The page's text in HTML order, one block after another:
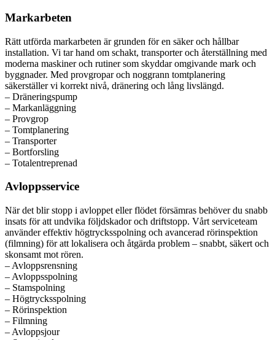
Markarbeten
Rätt utförda markarbeten är grunden för en säker och hållbar
installation. Vi tar hand om schakt, transporter och återställning med
moderna maskiner och rutiner som skyddar omgivande mark och
byggnader. Med provgropar och noggrann tomtplanering
säkerställer vi korrekt nivå, dränering och lång livslängd.
– Dräneringspump
– Markanläggning
– Provgrop
– Tomtplanering
– Transporter
– Bortforsling
– Totalentreprenad
Avloppsservice
När det blir stopp i avloppet eller flödet försämras behöver du snabb
insats för att undvika följdskador och driftstopp. Vårt serviceteam
använder effektiv högtrycksspolning och avancerad rörinspektion
(filmning) för att lokalisera och åtgärda problem – snabbt, säkert och
skonsamt mot rören.
– Avloppsrensning
– Avloppsspolning
– Stamspolning
– Högtrycksspolning
– Rörinspektion
– Filmning
– Avloppsjour